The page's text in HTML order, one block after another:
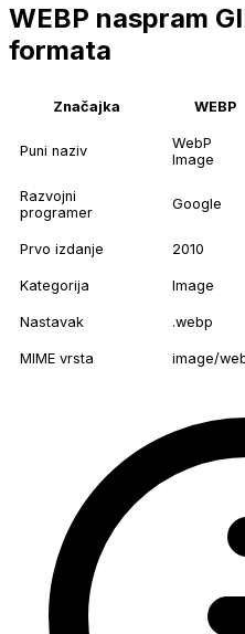
WEBP naspram
formata
Značajka WEBP
Puni naziv
WebP
Image
Razvojni
programer
Google
Prvo izdanje 2010
Kategorija Image
Nastavak .webp
MIME vrsta image/